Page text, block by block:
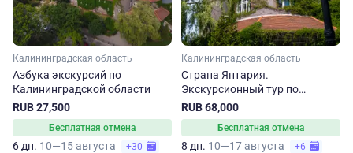
Калининградская область
Азбука экскурсий по
Калининградской области
RUB 27,500
Бесплатная отмена
6 дн. 10—15 августа +30
Калининградская область
Страна Янтария.
Экскурсионный тур по
Калининградской области
RUB 68,000
Бесплатная отмена
8 дн. 10—17 августа +6